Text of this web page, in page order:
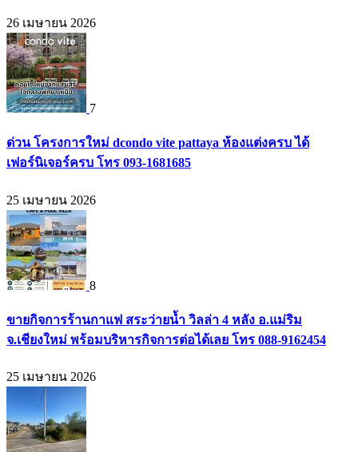
26 เมษายน 2026
7
ด่วน โครงการใหม่ dcondo vite pattaya ห้องแต่งครบ ได้
เฟอร์นิเจอร์ครบ โทร 093-1681685
25 เมษายน 2026
8
ขายกิจการร้านกาแฟ สระว่ายน้ำ วิลล่า 4 หลัง อ.แม่ริม
จ.เชียงใหม่ พร้อมบริหารกิจการต่อได้เลย โทร 088-9162454
25 เมษายน 2026